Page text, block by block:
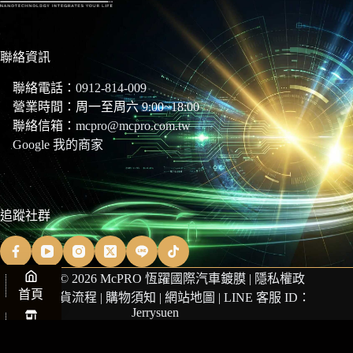
聯絡資訊
聯絡電話： 0912-814-009
營業時間：周一至周六 9:00~18:00
聯絡信箱： mcpro@mcpro.com.tw
Google 我的商家
追蹤社群
Copyright © 2026 McPRO 恆躍國際汽車鍍膜 | 隱私權政
策
|商品退貨流程 | 購物須知 |網站地圖 | LINE 客服 ID：
Jerrysuen
首頁